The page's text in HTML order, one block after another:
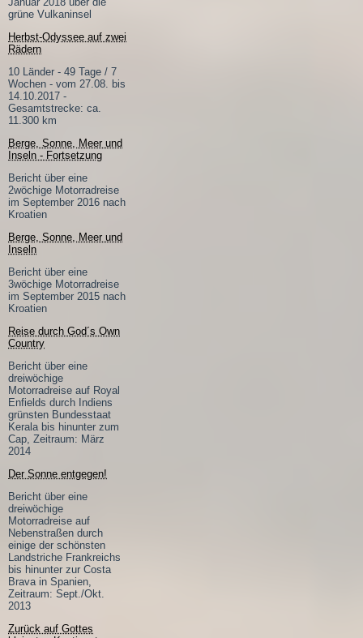
grüne Vulkaninsel
Herbst-Odyssee auf zwei
Rädern
10 Länder - 49 Tage / 7
Wochen - vom 27.08. bis
14.10.2017 -
Gesamtstrecke: ca.
11.300 km
Berge, Sonne, Meer und
Inseln - Fortsetzung
Bericht über eine
2wöchige Motorradreise
im September 2016 nach
Kroatien
Berge, Sonne, Meer und
Inseln
Bericht über eine
3wöchige Motorradreise
im September 2015 nach
Kroatien
Reise durch God´s Own
Country
Bericht über eine
dreiwöchige
Motorradreise auf Royal
Enfields durch Indiens
grünsten Bundesstaat
Kerala bis hinunter zum
Cap, Zeitraum: März
2014
Der Sonne entgegen!
Bericht über eine
dreiwöchige
Motorradreise auf
Nebenstraßen durch
einige der schönsten
Landstriche Frankreichs
bis hinunter zur Costa
Brava in Spanien,
Zeitraum: Sept./Okt.
2013
Zurück auf Gottes